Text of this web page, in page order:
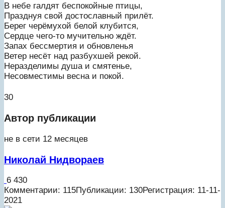
В небе галдят беспокойные птицы,
Празднуя свой достославный прилёт.
Берег черёмухой белой клубится,
Сердце чего-то мучительно ждёт.
Запах бессмертия и обновленья
Ветер несёт над разбухшей рекой.
Неразделимы душа и смятенье,
Несовместимы весна и покой.
30
Автор публикации
не в сети 12 месяцев
Николай Нидвораев
6 430
Комментарии: 115Публикации: 130Регистрация: 11-11-
2021